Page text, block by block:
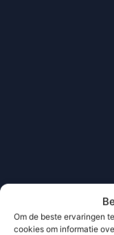
Om de beste ervaringen
cookies om informatie